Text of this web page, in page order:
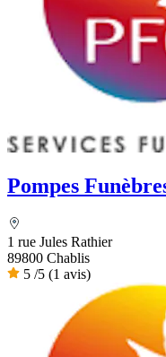
Pompes
1 rue Jules Rathier
89800 Chablis
5 /5 (1 avis)